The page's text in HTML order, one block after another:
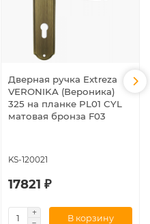
Дверная ручка Extreza
VERONIKA (Вероника)
325 на планке PL01 CYL
матовая бронза F03
KS-120021
17821 ₽
В корзину